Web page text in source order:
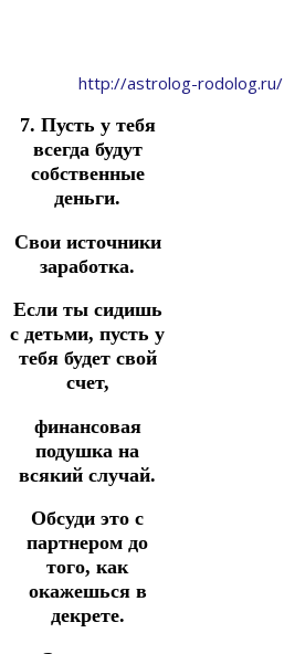
http://astrolog-rodolog.ru/
7. Пусть у тебя
всегда будут
собственные
деньги.
Свои источники
заработка.
Если ты сидишь
с детьми, пусть у
тебя будет свой
счет,
финансовая
подушка на
всякий случай.
Обсуди это с
партнером до
того, как
окажешься в
декрете.